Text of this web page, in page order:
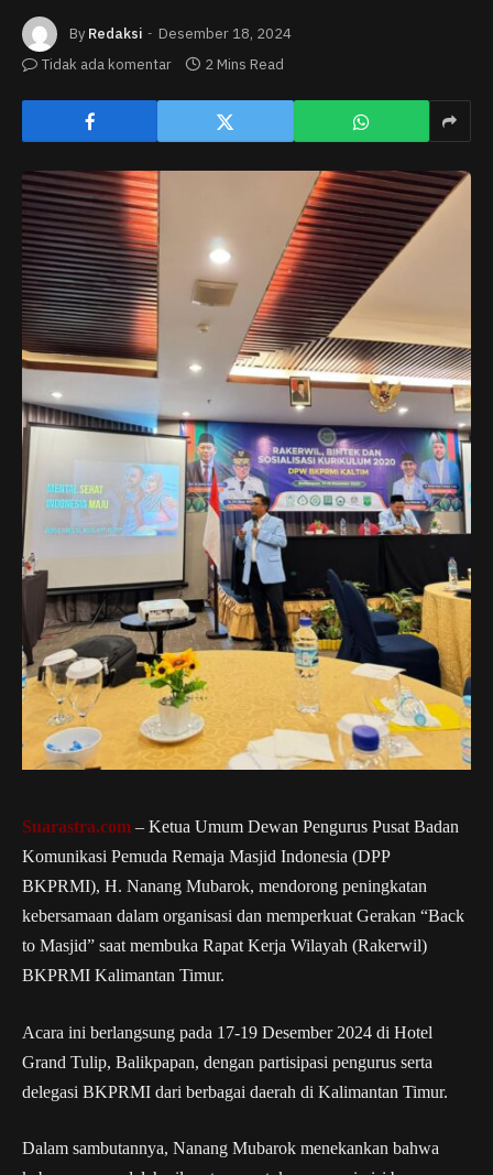
By Redaksi
Desember 18, 2024
Tidak ada komentar
2 Mins Read
Suarastra.com – Ketua Umum Dewan Pengurus Pusat Badan
Komunikasi Pemuda Remaja Masjid Indonesia (DPP
BKPRMI), H. Nanang Mubarok, mendorong peningkatan
kebersamaan dalam organisasi dan memperkuat Gerakan “Back
to Masjid” saat membuka Rapat Kerja Wilayah (Rakerwil)
BKPRMI Kalimantan Timur.
Acara ini berlangsung pada 17-19 Desember 2024 di Hotel
Grand Tulip, Balikpapan, dengan partisipasi pengurus serta
delegasi BKPRMI dari berbagai daerah di Kalimantan Timur.
Dalam sambutannya, Nanang Mubarok menekankan bahwa